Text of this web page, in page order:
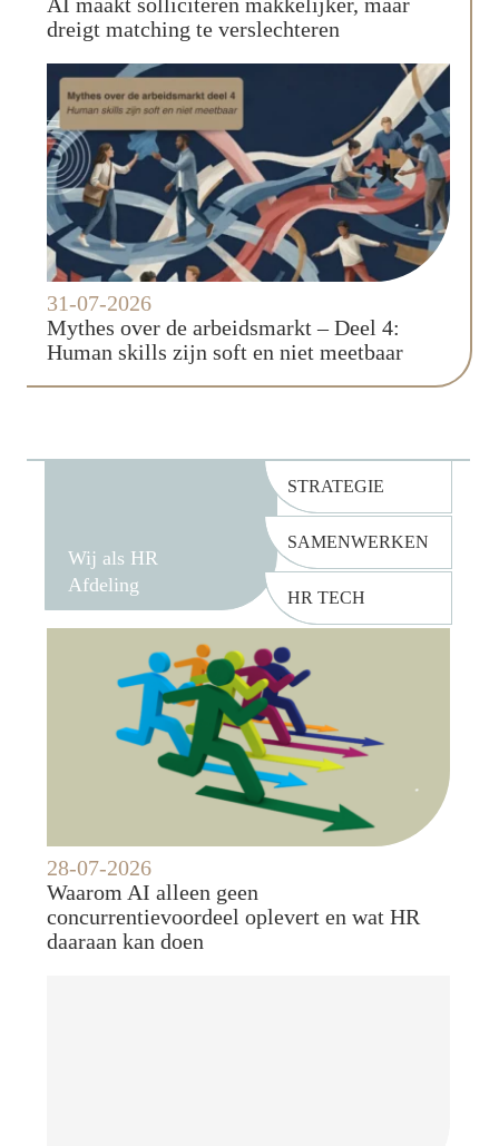
dreigt matching te verslechteren
31-07-2026
Mythes over de arbeidsmarkt – Deel 4:
Human skills zijn soft en niet meetbaar
Wij als HR
Afdeling
STRATEGIE
SAMENWERKEN
HR TECH
28-07-2026
Waarom AI alleen geen
concurrentievoordeel oplevert en wat HR
daaraan kan doen